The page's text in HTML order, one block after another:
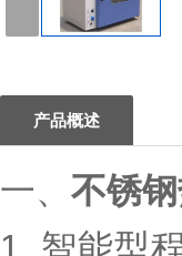
产品概述
一、 不锈
1. 智能型